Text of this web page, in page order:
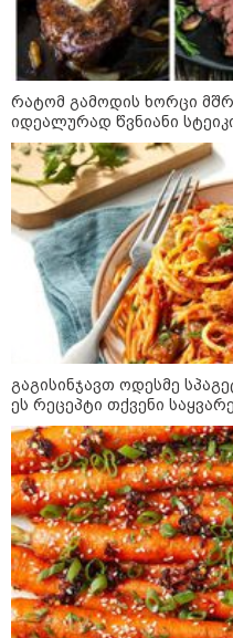
კატეგორიის
რატომ გამოდის ხორცი
იდეალურად წვნიანი
გაგისინჯავთ ოდესმე
ეს რეცეპტი თქვენი